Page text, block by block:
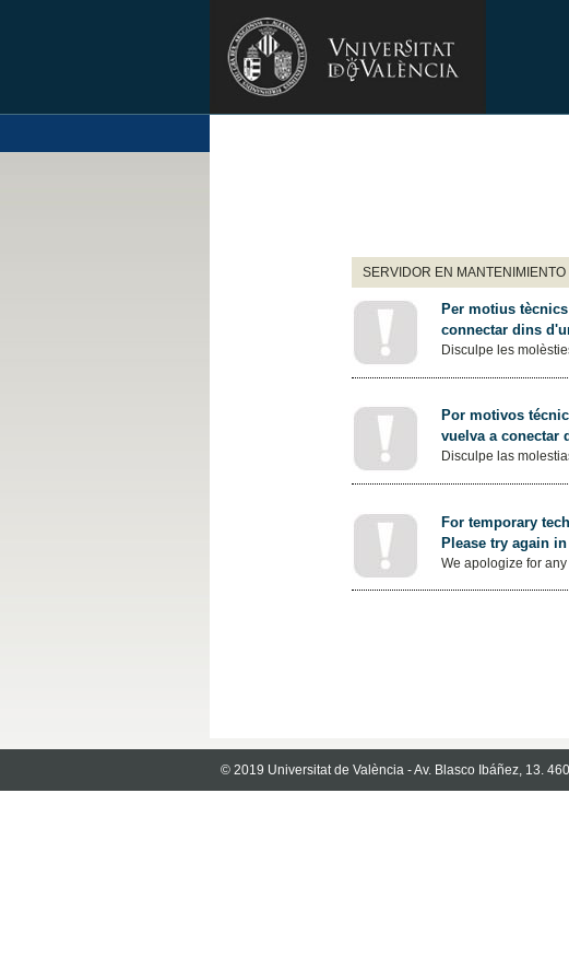
SERVIDOR EN
Per motius
connectar dins
Disculpe les
Por motivos
vuelva a conectar
Disculpe las
For temporary
Please try again
We apologize for
© 2019 Universitat de València - Av. Blasco Ibáñez, 13.